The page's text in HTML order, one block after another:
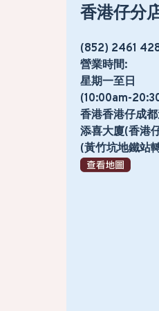
香港仔分
(852) 2461
營業時間:
星期一至日
(10:00am-
香港香港仔成
添喜大廈(香港
(黃竹坑地鐵站